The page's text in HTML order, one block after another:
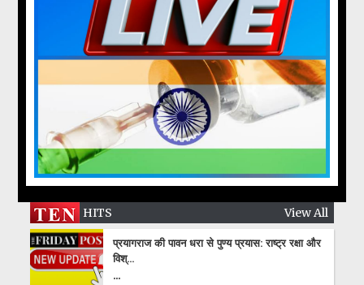
HITS View All
प्रयागराज की पावन धरा से पुण्य प्रयास: राष्ट्र रक्षा और
विश्...
...